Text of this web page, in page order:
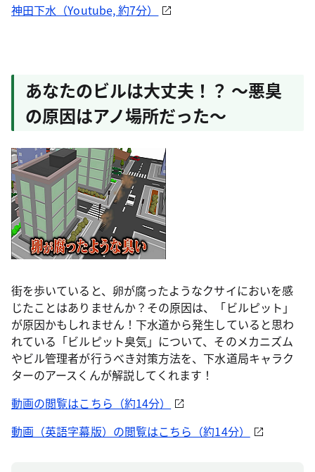
神田下水（Youtube, 約7分）
あなたのビルは大丈夫！？ ～悪臭
の原因はアノ場所だった～
街を歩いていると、卵が腐ったようなクサイにおいを感
じたことはありませんか？その原因は、「ビルピット」
が原因かもしれません！下水道から発生していると思わ
れている「ビルピット臭気」について、そのメカニズム
やビル管理者が行うべき対策方法を、下水道局キャラク
ターのアースくんが解説してくれます！
動画の閲覧はこちら（約14分）
動画（英語字幕版）の閲覧はこちら（約14分）